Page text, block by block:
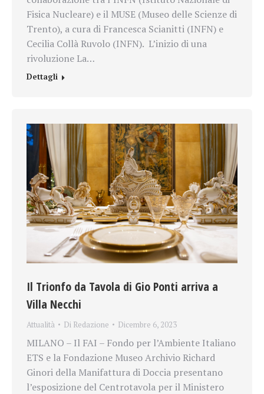
Fisica Nucleare) e il MUSE (Museo delle Scienze di
Trento), a cura di Francesca Scianitti (INFN) e
Cecilia Collà Ruvolo (INFN). L’inizio di una
rivoluzione La…
Dettagli
Il Trionfo da Tavola di Gio Ponti arriva a
Villa Necchi
Attualità Di Redazione Dicembre 6, 2023
MILANO – Il FAI – Fondo per l’Ambiente Italiano
ETS e la Fondazione Museo Archivio Richard
Ginori della Manifattura di Doccia presentano
l’esposizione del Centrotavola per il Ministero